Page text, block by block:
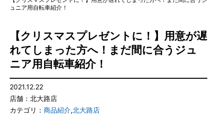
ュニア用自転車紹介！
【クリスマスプレゼントに！】用意が遅
れてしまった方へ！まだ間に合うジュ
ニア用自転車紹介！
2021.12.22
店舗：北大路店
カテゴリ： 商品紹介,北大路店